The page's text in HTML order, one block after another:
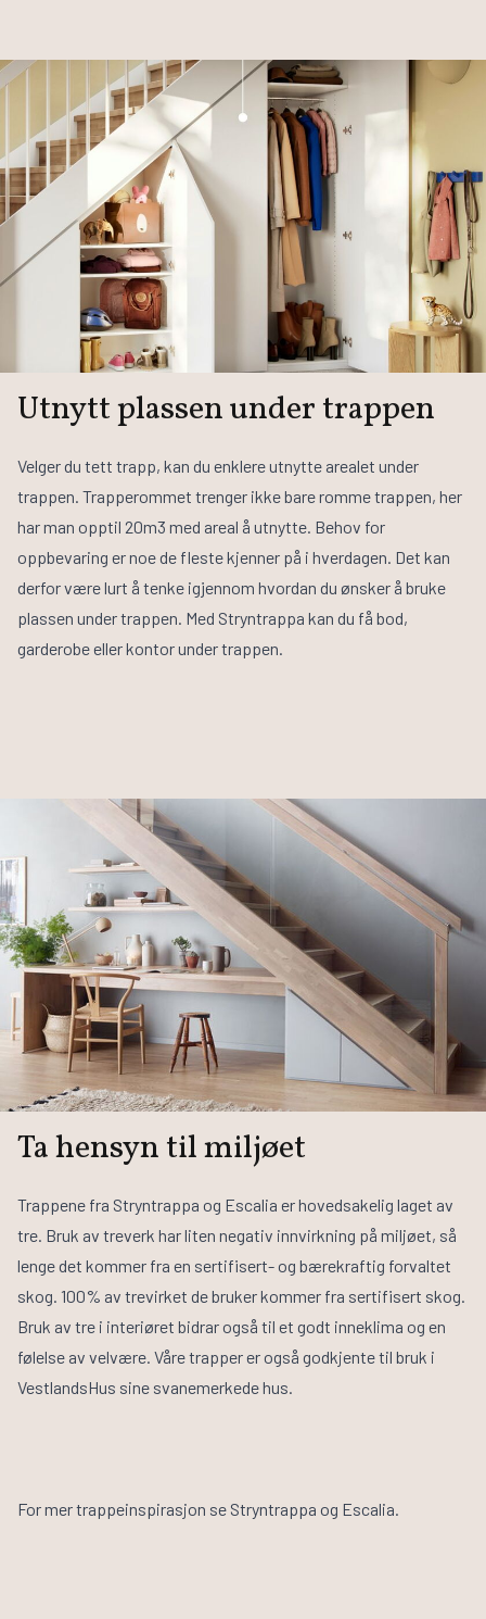
Utnytt plassen under trappen
Velger du tett trapp, kan du enklere utnytte arealet under
trappen. Trapperommet trenger ikke bare romme trappen, her
har man opptil 20m3 med areal å utnytte. Behov for
oppbevaring er noe de fleste kjenner på i hverdagen. Det kan
derfor være lurt å tenke igjennom hvordan du ønsker å bruke
plassen under trappen. Med Stryntrappa kan du få bod,
garderobe eller kontor under trappen.
Ta hensyn til miljøet
Trappene fra Stryntrappa og Escalia er hovedsakelig laget av
tre. Bruk av treverk har liten negativ innvirkning på miljøet, så
lenge det kommer fra en sertifisert- og bærekraftig forvaltet
skog. 100% av trevirket de bruker kommer fra sertifisert skog.
Bruk av tre i interiøret bidrar også til et godt inneklima og en
følelse av velvære. Våre trapper er også godkjente til bruk i
VestlandsHus sine svanemerkede hus.
For mer trappeinspirasjon se Stryntrappa og Escalia.